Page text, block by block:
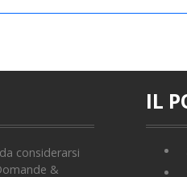
considerarsi
&
IL